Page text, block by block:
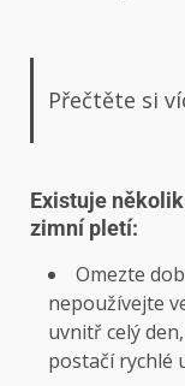
Přečtěte si
Existuje
zimní pletí:
Omezte
nepoužívejte
uvnitř celý
postačí rychlé